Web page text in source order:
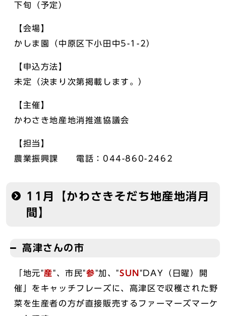
下旬（予定）
【会場】
かしま園（中原区下小田中5-1-2）
【申込方法】
未定（決まり次第掲載します。）
【主催】
かわさき地産地消推進協議会
【担当】
農業振興課 電話：044-860-2462
11月【かわさきそだち地産地消月
間】
高津さんの市
「地元"産"、市民"参"加、"SUN "DAY（日曜）開
催」をキャッチフレーズに、高津区で収穫された野
菜を生産者の方が直接販売するファーマーズマーケ